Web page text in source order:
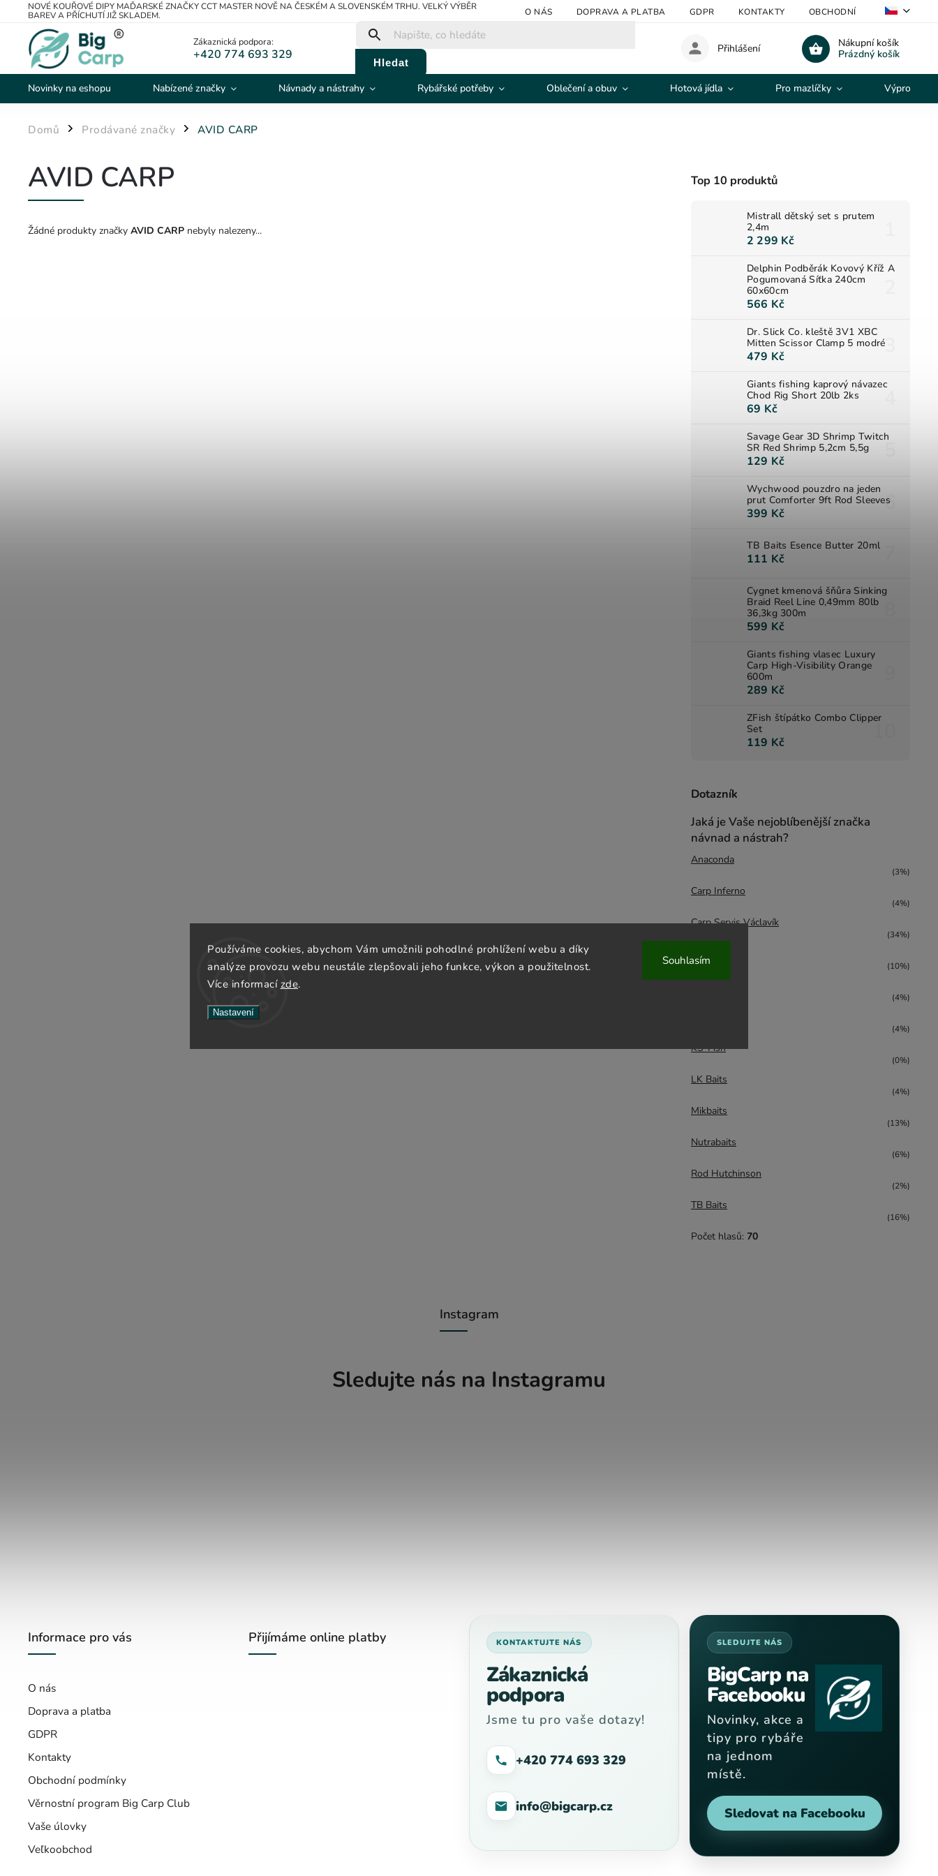
Používáme cookies, abychom Vám umožnili pohodlné prohlížení webu a díky
analýze provozu webu neustále zlepšovali jeho funkce, výkon a použitelnost.
Více informací zde.
Nastavení
Souhlasím
NOVÉ KOUŘOVÉ DIPY MAĎARSKÉ ZNAČKY CCT MASTER NOVĚ NA ČESKÉM A SLOVENSKÉM TRHU. VELKÝ VÝBĚR
BAREV A PŘÍCHUTÍ JIŽ SKLADEM.
O NÁS DOPRAVA A PLATBA GDPR KONTAKTY OBCHODNÍ PODMÍNKY
Zákaznická podpora:
+420 774 693 329
Hledat
Nákupní košík
Prázdný košík
Přihlášení
Novinky na eshopu Nabízené značky Návnady a nástrahy Rybářské potřeby Oblečení a obuv Hotová jídla Pro mazlíčky Výprodej
Domů / Prodávané značky / AVID CARP
Top 10 produktů
Mistrall dětský set s prutem
2,4m
2 299 Kč
Delphin Podběrák Kovový Kříž A
Pogumovaná Síťka 240cm
60x60cm
566 Kč
Dr. Slick Co. kleště 3V1 XBC
Mitten Scissor Clamp 5 modré
479 Kč
Giants fishing kaprový návazec
Chod Rig Short 20lb 2ks
69 Kč
Savage Gear 3D Shrimp Twitch
SR Red Shrimp 5,2cm 5,5g
129 Kč
Wychwood pouzdro na jeden
prut Comforter 9ft Rod Sleeves
399 Kč
TB Baits Esence Butter 20ml
111 Kč
Cygnet kmenová šňůra Sinking
Braid Reel Line 0,49mm 80lb
36,3kg 300m
599 Kč
Giants fishing vlasec Luxury
Carp High-Visibility Orange
600m
289 Kč
ZFish štípátko Combo Clipper
Set
119 Kč
Dotazník
Jaká je Vaše nejoblíbenější značka
návnad a nástrah?
Anaconda
(3%)
Carp Inferno
(4%)
Carp Servis Václavík
(34%)
CC Moore
(10%)
(4%)
(4%)
KS-Fish
(0%)
LK Baits
(4%)
Mikbaits
(13%)
Nutrabaits
(6%)
Rod Hutchinson
(2%)
TB Baits
(16%)
Počet hlasů: 70
AVID CARP
Žádné produkty značky AVID CARP nebyly nalezeny...
Instagram
Sledujte nás na Instagramu
Informace pro vás
O nás
Doprava a platba
GDPR
Kontakty
Obchodní podmínky
Věrnostní program Big Carp Club
Vaše úlovky
Veľkoobchod
Přijímáme online platby KONTAKTUJTE NÁS
Zákaznická
podpora
Jsme tu pro vaše dotazy!
+420 774 693 329
info@bigcarp.cz
SLEDUJTE NÁS
BigCarp na
Facebooku
Novinky, akce a
tipy pro rybáře
na jednom
místě.
Sledovat na Facebooku